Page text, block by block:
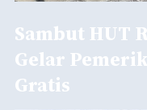
Sambut HUT
Gelar
Gratis